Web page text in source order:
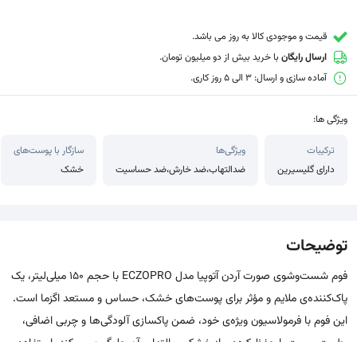
قیمت و موجودی کالا به روز می باشد.
ارسال رایگان با خرید بیش از دو میلیون تومان.
آماده سازی و ارسال: 3 الی 5 روز کاری.
ویژگی ها:
ترکیبات
دارای گلیسیرین
ویژگی‌ها
ضدالتهاب،ضد خارش،ضد حساسیت
سازگار با پوست‌های
خشک
توضیحات
فوم شست‌وشوی صورت آردن آتوپیا مدل ECZOPRO با حجم 150 میلی‌لیتر، یک
پاک‌کننده‌ی ملایم و مؤثر برای پوست‌های خشک، حساس و مستعد اگزما است.
این فوم با فرمولاسیون ویژه‌ی خود، ضمن پاکسازی آلودگی‌ها و چربی اضافی،